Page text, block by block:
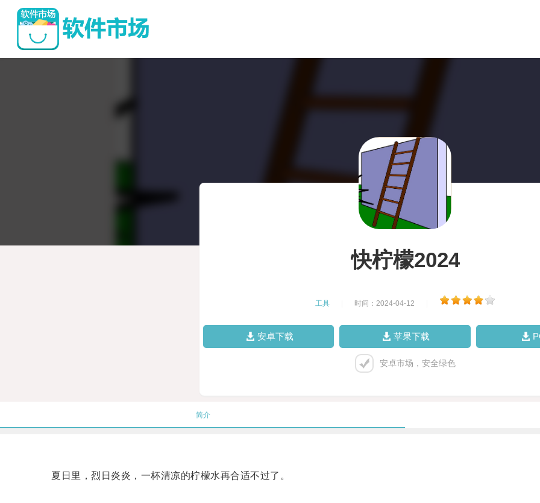
快柠檬2024
工具 时间：2024-04-12
安卓下载 苹果下载
安卓市场，安全绿色
简介
夏日里，烈日炎炎，一杯清凉的柠檬水再合适不过了。